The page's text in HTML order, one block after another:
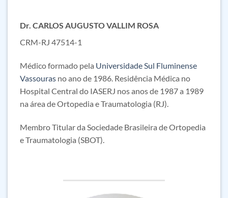
Dr. CARLOS AUGUSTO VALLIM ROSA
CRM-RJ 47514-1
Médico formado pela Universidade Sul Fluminense
Vassouras no ano de 1986. Residência Médica no
Hospital Central do IASERJ nos anos de 1987 a 1989
na área de Ortopedia e Traumatologia (RJ).
Membro Titular da Sociedade Brasileira de Ortopedia
e Traumatologia (SBOT).